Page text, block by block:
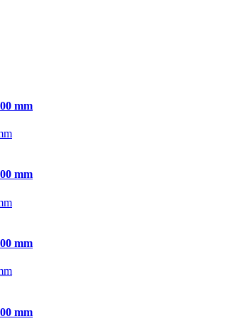
mm
mm
mm
mm